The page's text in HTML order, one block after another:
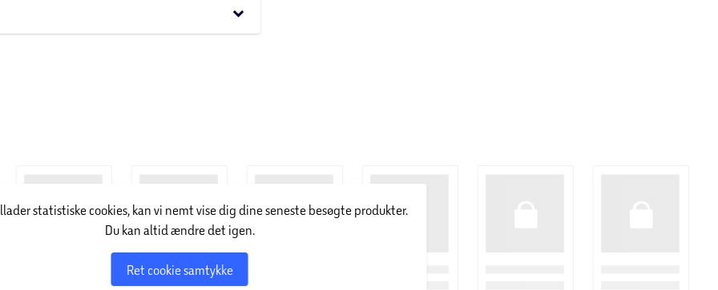
avancerede skønhedsprodukter med klinisk
keyboard_arrow_down
statistiske cookies, kan vi nemt vise dig dine seneste besøgte produkter.
Du kan altid ændre det igen.
Ret cookie samtykke